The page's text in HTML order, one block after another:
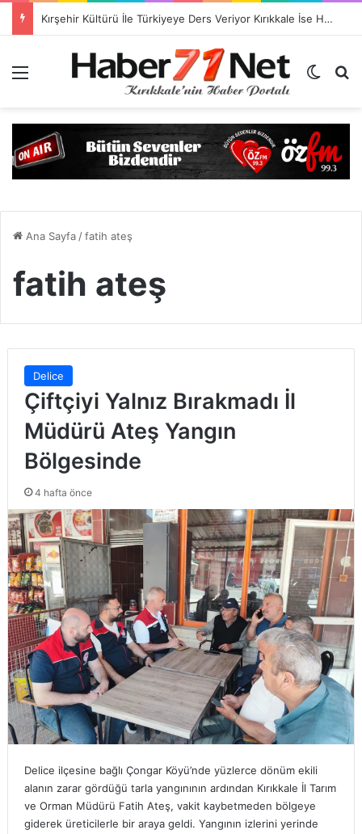
Kırşehir Kültürü İle Türkiyeye Ders Veriyor Kırıkkale İse Hala Seyrediyor !!!
Dış
Ana Sayfa/fatih ateş
fatih ateş
Delice
Çiftçiyi Yalnız Bırakmadı İl
Müdürü Ateş Yangın
Bölgesinde
4 hafta önce
Delice ilçesine bağlı Çongar Köyü’nde yüzlerce dönüm ekili
alanın zarar gördüğü tarla yangınının ardından Kırıkkale İl Tarım
ve Orman Müdürü Fatih Ateş, vakit kaybetmeden bölgeye
giderek üreticilerle bir araya geldi. Yangının izlerini yerinde